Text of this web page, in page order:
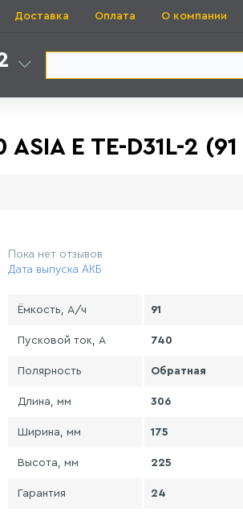
Доставка Оплата О компании
E TE-D31L-2
Пока нет отзывов
Дата выпуска АКБ
Ёмкость, А/ч 91
Пусковой ток, А 740
Полярность Обратная
Длина, мм 306
Ширина, мм 175
Высота, мм 225
Гарантия 24